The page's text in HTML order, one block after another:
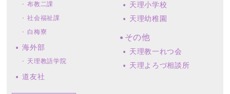
布教二課
社会福祉課
白梅寮
海外部
天理教語学院
道友社
天理小学校
天理幼稚園
その他
天理教一れつ会
天理よろづ相談所